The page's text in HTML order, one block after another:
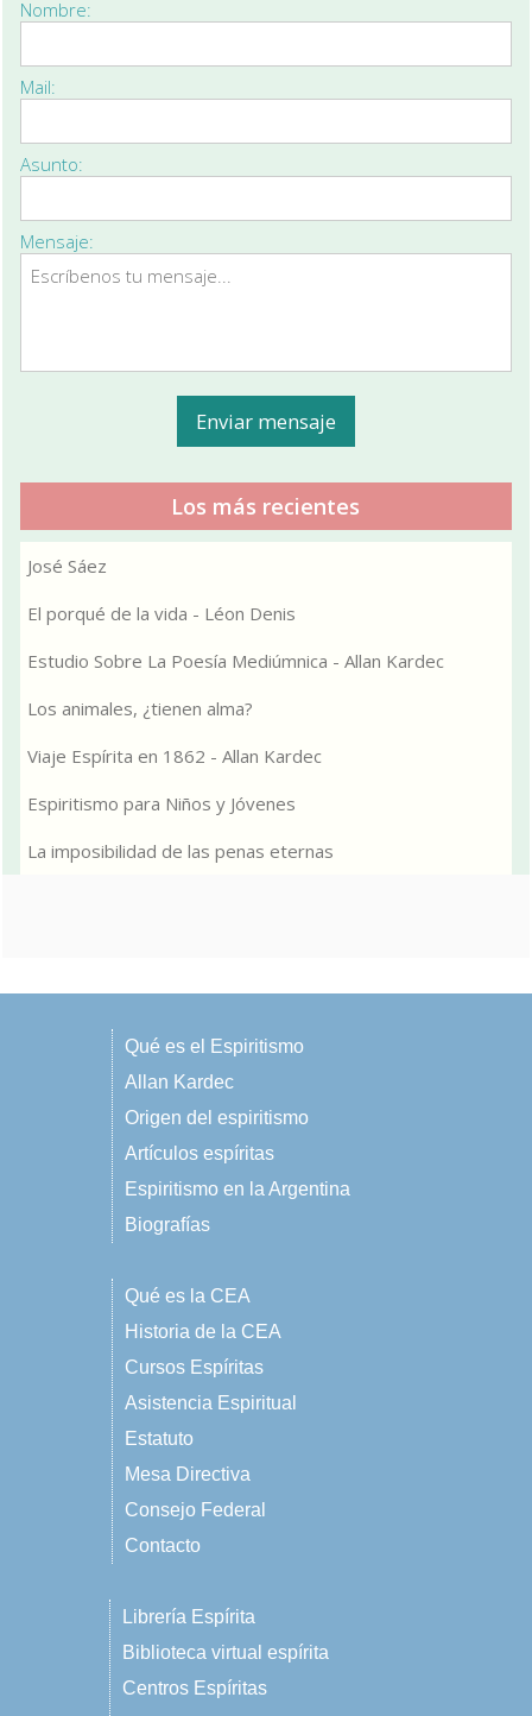
Nombre:
Mail:
Asunto:
Mensaje:
Los más recientes
José Sáez
El porqué de la vida - Léon Denis
Estudio Sobre La Poesía Mediúmnica - Allan Kardec
Los animales, ¿tienen alma?
Viaje Espírita en 1862 - Allan Kardec
Espiritismo para Niños y Jóvenes
La imposibilidad de las penas eternas
Qué es el Espiritismo
Allan Kardec
Origen del espiritismo
Artículos espíritas
Espiritismo en la Argentina
Biografías
Qué es la CEA
Historia de la CEA
Cursos Espíritas
Asistencia Espiritual
Estatuto
Mesa Directiva
Consejo Federal
Contacto
Librería Espírita
Biblioteca virtual espírita
Centros Espíritas